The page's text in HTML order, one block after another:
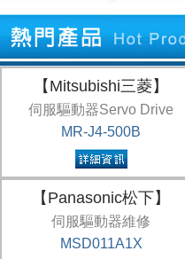
【Mitsubishi三菱】
伺服驅動器Servo Drive
MR-J4-500B
【Panasonic松下】
伺服驅動器維修
MSD011A1X